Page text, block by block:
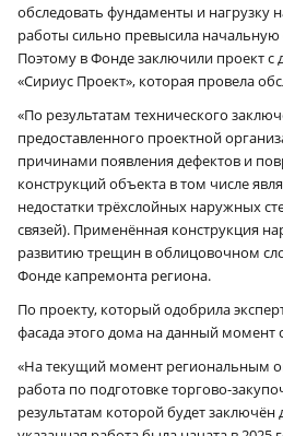
обследовать фундаменты и нагрузку
работы сильно превысила начальную
Поэтому в Фонде заключили проект
«Сириус Проект», которая провела
«По результатам технического
предоставленного проектной
причинами появления дефектов и
конструкций объекта в том числе
недостатки трёхслойных наружных
связей). Применённая конструкция
развитию трещин в облицовочном
Фонде капремонта региона.
По проекту, который одобрила
фасада этого дома на данный момент
«На текущий момент региональным
работа по подготовке торгово-
результатам которой будет